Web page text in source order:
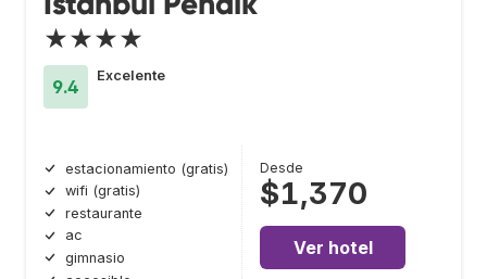
★★★★
9.4
Excelente
estacionamiento (gratis)
wifi (gratis)
restaurante
ac
gimnasio
Desde
$1,370
Ver hotel